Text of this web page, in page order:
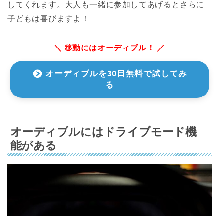
してくれます。大人も一緒に参加してあげるとさらに
子どもは喜びますよ！
＼ 移動にはオーディブル！ ／
オーディブルを30日無料で試してみ
る
オーディブルにはドライブモード機
能がある